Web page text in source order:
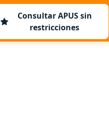
Consultar APUS sin
restricciones